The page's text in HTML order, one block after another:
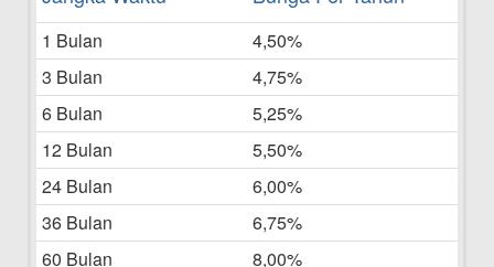
Bulan Mei 2025
Laporan Keuangan Berkelanjutan
06-05-2025
Daftar Pemenang Undian TAMASHA
Bulan April 2025
15-04-2025
Pengumuman Nama Baru Perusahaan
1 Bulan
4,50%
3 Bulan
4,75%
6 Bulan
5,25%
12 Bulan
5,50%
24 Bulan
6,00%
36 Bulan
6,75%
60 Bulan
8,00%